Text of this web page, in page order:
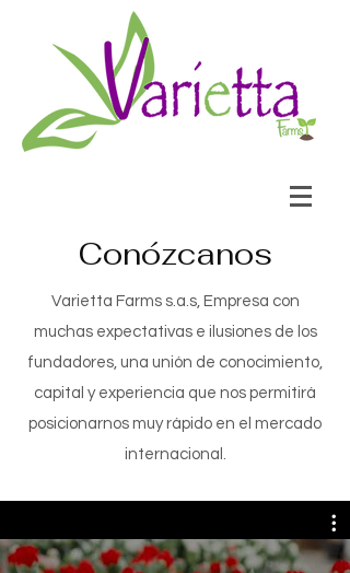
Conózcanos
Varietta Farms s.a.s, Empresa con
muchas expectativas e ilusiones de los
fundadores, una unión de conocimiento,
capital y experiencia que nos permitirá
posicionarnos muy rápido en el mercado
internacional.